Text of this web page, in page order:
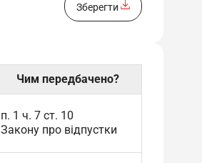
зберегти
Чим передбачено?
п. 1 ч. 7 ст. 10
Закону про відпустки